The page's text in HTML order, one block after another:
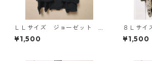
ＬＬサイズ ジョーゼット
レイヤード風プルオーバー
ブラック KAE-4785
¥1,500
８Ｌサ
柄 ボウ
ホワイ
¥1,500